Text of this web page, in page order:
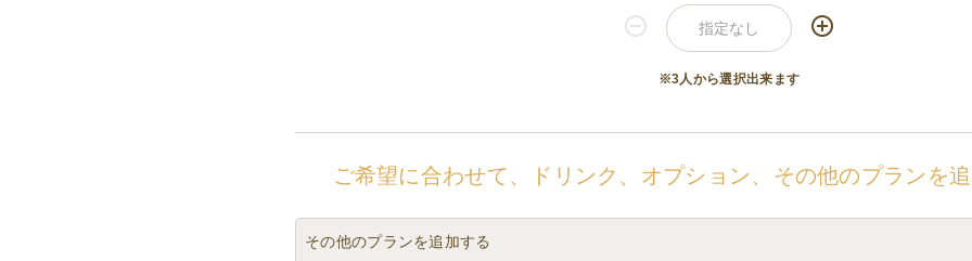
※3人から選択出来ます
ご希望に合わせて、ドリンク、オプション、その他のプランを
その他のプランを追加する